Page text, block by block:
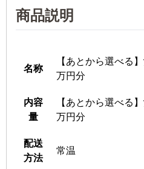
商品説明
名称
【あとから選べる
万円分
内容
量
【あとから選べる
万円分
配送
方法
常温